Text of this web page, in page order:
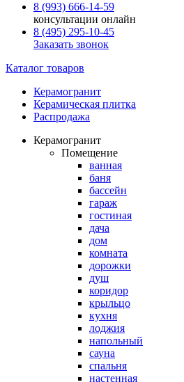
8 (993) 666-14-59
консультации онлайн
8 (495) 295-10-45
Заказать звонок
Каталог товаров
Керамогранит
Керамическая плитка
Распродажа
Керамогранит
Помещение
ванная
баня
бассейн
гараж
гостиная
дача
дом
комната
дорожки
душ
коридор
крыльцо
кухня
лоджия
напольный
сауна
спальня
настенная